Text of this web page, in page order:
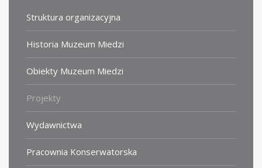
Struktura organizacyjna
Historia Muzeum Miedzi
Obiekty Muzeum Miedzi
Projekty
Wydawnictwa
Pracownia Konserwatorska